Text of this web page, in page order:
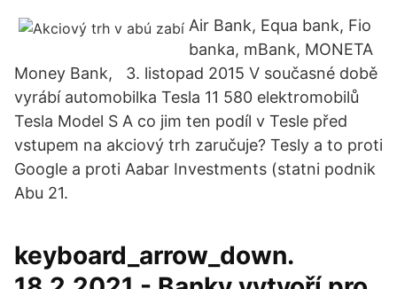
Air Bank, Equa bank, Fio
banka, mBank, MONETA
Money Bank, 3. listopad 2015 V současné době
vyrábí automobilka Tesla 11 580 elektromobilů
Tesla Model S A co jim ten podíl v Tesle před
vstupem na akciový trh zaručuje? Tesly a to proti
Google a proti Aabar Investments (statni podnik
Abu 21.
keyboard_arrow_down.